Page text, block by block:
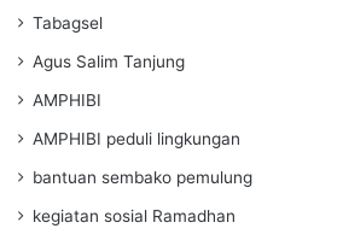
Tabagsel
Agus Salim Tanjung
AMPHIBI
AMPHIBI peduli lingkungan
bantuan sembako pemulung
kegiatan sosial Ramadhan